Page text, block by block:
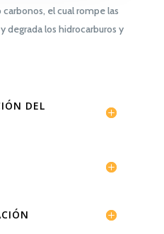
el cual rompe las
degrada los hidrocarburos y
DEL